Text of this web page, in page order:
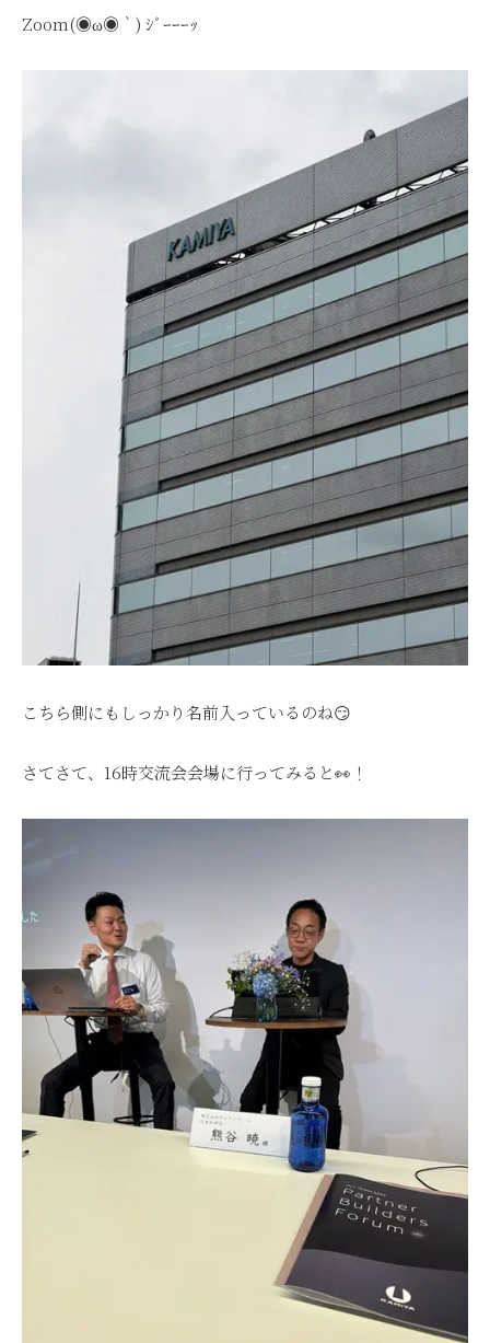
Zoom(◉ω◉｀) ｼﾞｰｰｰｯ
こちら側にもしっかり名前入っているのね😏
さてさて、16時交流会会場に行ってみると👀！